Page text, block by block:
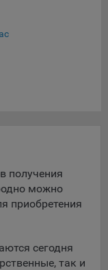
получения
можно
приобретения
сегодня
так и